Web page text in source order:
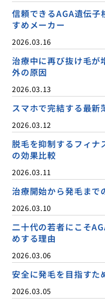
信頼できるAGA遺伝
すめメーカー
2026.03.16
治療中に再び抜け毛が
外の原因
2026.03.13
スマホで完結する最新
2026.03.12
脱毛を抑制するフィナ
の効果比較
2026.03.11
治療開始から発毛まで
2026.03.10
二十代の若者にこそ
めする理由
2026.03.06
安全に発毛を目指すた
2026.03.05